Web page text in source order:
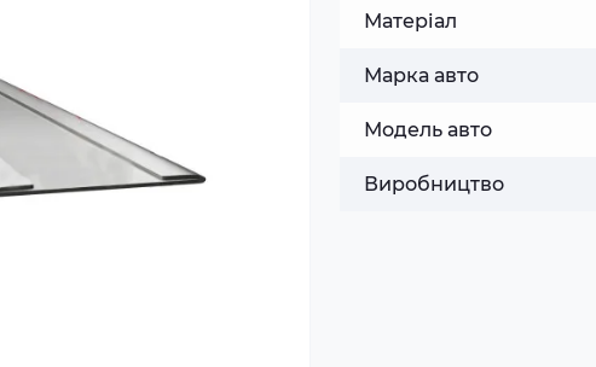
Матеріал
Марка авто
Модель авто
Виробництво